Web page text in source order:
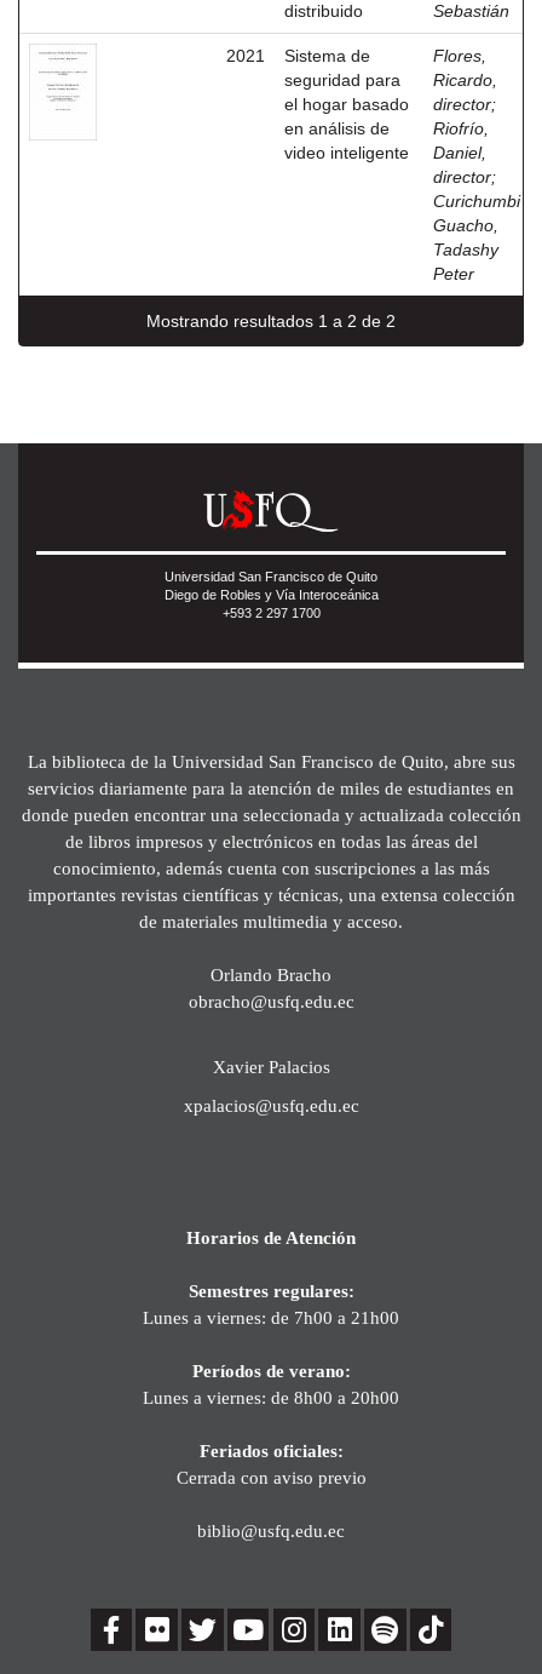
distribuido
Sebastián
2021
Sistema de
seguridad para
el hogar basado
en análisis de
video inteligente
Flores,
Ricardo,
director;
Riofrío,
Daniel,
director;
Curichumbi
Guacho,
Tadashy
Peter
Mostrando resultados 1 a 2 de 2
Universidad San Francisco de Quito
Diego de Robles y Vía Interoceánica
+593 2 297 1700
La biblioteca de la Universidad San Francisco de Quito, abre sus
servicios diariamente para la atención de miles de estudiantes en
donde pueden encontrar una seleccionada y actualizada colección
de libros impresos y electrónicos en todas las áreas del
conocimiento, además cuenta con suscripciones a las más
importantes revistas científicas y técnicas, una extensa colección
de materiales multimedia y acceso.
Orlando Bracho
obracho@usfq.edu.ec
Xavier Palacios
xpalacios@usfq.edu.ec
Horarios de Atención
Semestres regulares:
Lunes a viernes: de 7h00 a 21h00
Períodos de verano:
Lunes a viernes: de 8h00 a 20h00
Feriados oficiales:
Cerrada con aviso previo
biblio@usfq.edu.ec